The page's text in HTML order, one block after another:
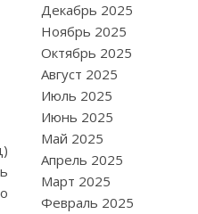
Декабрь 2025
Ноябрь 2025
Октябрь 2025
Август 2025
Июль 2025
Июнь 2025
Май 2025
Апрель 2025
Март 2025
Февраль 2025